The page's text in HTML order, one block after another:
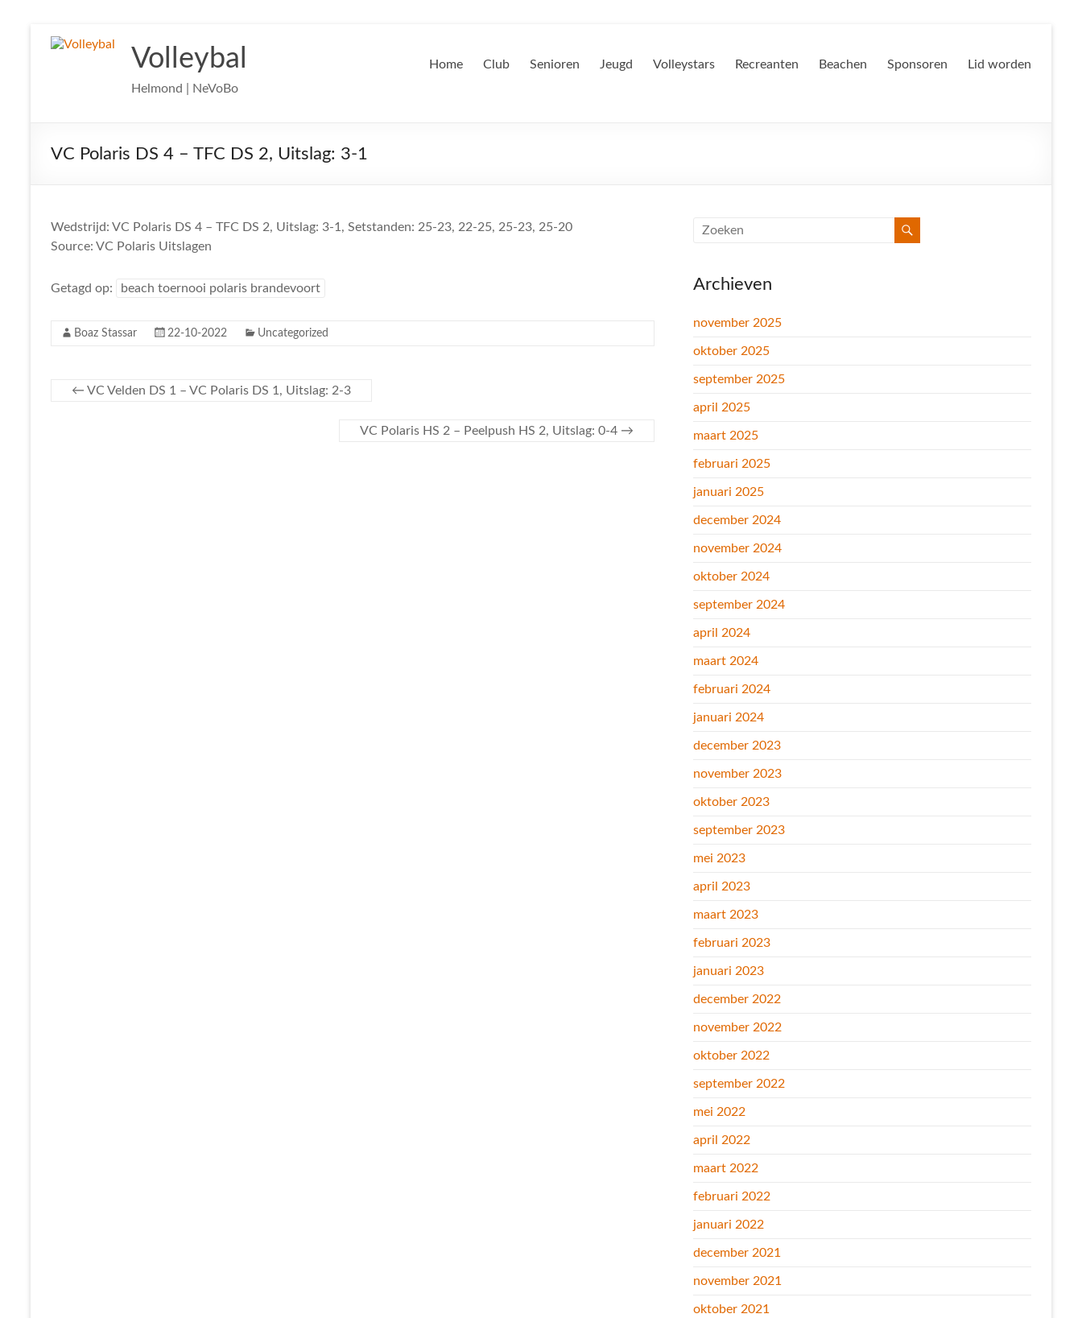
naar
Volleybal
Helmond | NeVoBo
Home Club Senioren Jeugd Volleystars Recreanten Beachen Sponsoren Lid worden
VC Polaris DS 4 – TFC DS 2, Uitslag: 3-1
Wedstrijd: VC Polaris DS 4 – TFC DS 2, Uitslag: 3-1, Setstanden: 25-23, 22-25, 25-23, 25-20
Source: VC Polaris Uitslagen
Getagd op: beach toernooi polaris brandevoort
Boaz Stassar 22-10-2022 Uncategorized
← VC Velden DS 1 – VC Polaris DS 1, Uitslag: 2-3
VC Polaris HS 2 – Peelpush HS 2, Uitslag: 0-4 →
Archieven
november 2025
oktober 2025
september 2025
april 2025
maart 2025
februari 2025
januari 2025
december 2024
november 2024
oktober 2024
september 2024
april 2024
maart 2024
februari 2024
januari 2024
december 2023
november 2023
oktober 2023
september 2023
mei 2023
april 2023
maart 2023
februari 2023
januari 2023
december 2022
november 2022
oktober 2022
september 2022
mei 2022
april 2022
maart 2022
februari 2022
januari 2022
december 2021
november 2021
oktober 2021